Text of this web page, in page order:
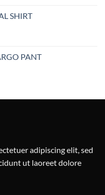
SHIRT
PANT
adipiscing elit, sed
ut laoreet dolore